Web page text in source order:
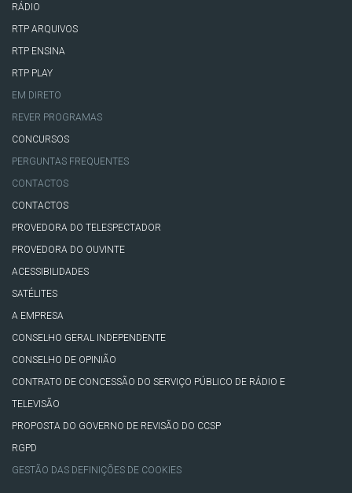
RÁDIO
RTP ARQUIVOS
RTP ENSINA
RTP PLAY
EM DIRETO
REVER PROGRAMAS
CONCURSOS
PERGUNTAS FREQUENTES
CONTACTOS
CONTACTOS
PROVEDORA DO TELESPECTADOR
PROVEDORA DO OUVINTE
ACESSIBILIDADES
SATÉLITES
A EMPRESA
CONSELHO GERAL INDEPENDENTE
CONSELHO DE OPINIÃO
CONTRATO DE CONCESSÃO DO SERVIÇO PÚBLICO DE RÁDIO E
TELEVISÃO
PROPOSTA DO GOVERNO DE REVISÃO DO CCSP
RGPD
GESTÃO DAS DEFINIÇÕES DE COOKIES